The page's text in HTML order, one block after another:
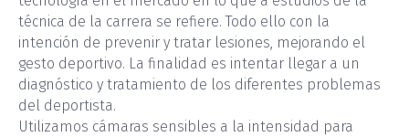
técnica de la carrera se refiere. Todo ello con la
intención de prevenir y tratar lesiones, mejorando el
gesto deportivo. La finalidad es intentar llegar a un
diagnóstico y tratamiento de los diferentes problemas
del deportista.
Utilizamos cámaras sensibles a la intensidad para